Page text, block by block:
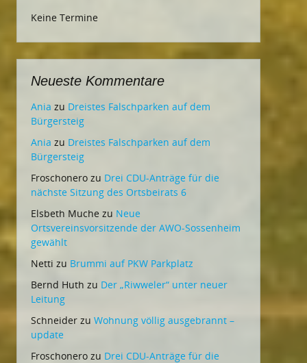
Keine Termine
Neueste Kommentare
Ania zu Dreistes Falschparken auf dem
Bürgersteig
Ania zu Dreistes Falschparken auf dem
Bürgersteig
Froschonero zu Drei CDU-Anträge für die
nächste Sitzung des Ortsbeirats 6
Elsbeth Muche zu Neue
Ortsvereinsvorsitzende der AWO-Sossenheim
gewählt
Netti zu Brummi auf PKW Parkplatz
Bernd Huth zu Der „Riwweler“ unter neuer
Leitung
Schneider zu Wohnung völlig ausgebrannt –
update
Froschonero zu Drei CDU-Anträge für die